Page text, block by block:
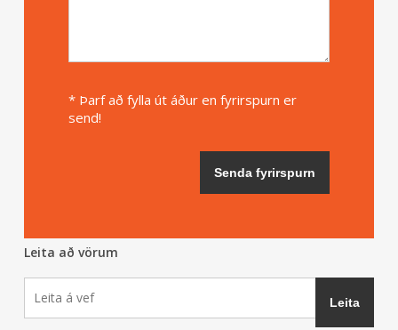
* Þarf að fylla út áður en fyrirspurn er
send!
Leita að vörum